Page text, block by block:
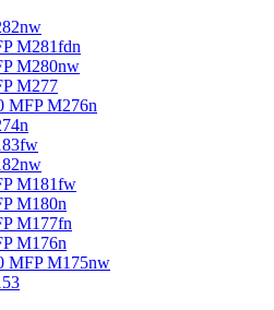
M281fdn
M280nw
M277
MFP M276n
M181fw
M180n
M177fn
M176n
MFP M175nw